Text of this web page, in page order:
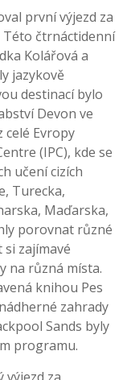
první výjezd za
Této čtrnáctidenní
Kolářová a
jazykově
destinací bylo
Devon ve
celé Evropy
(IPC), kde se
učení cizích
Turecka,
Maďarska,
porovnat různé
zajímavé
na různá místa.
knihou Pes
zahrady
Sands byly
programu.
výjezd za